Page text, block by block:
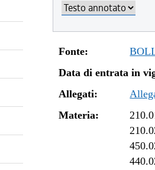
Fonte:
Data di entrata in
Allegati:
Materia: